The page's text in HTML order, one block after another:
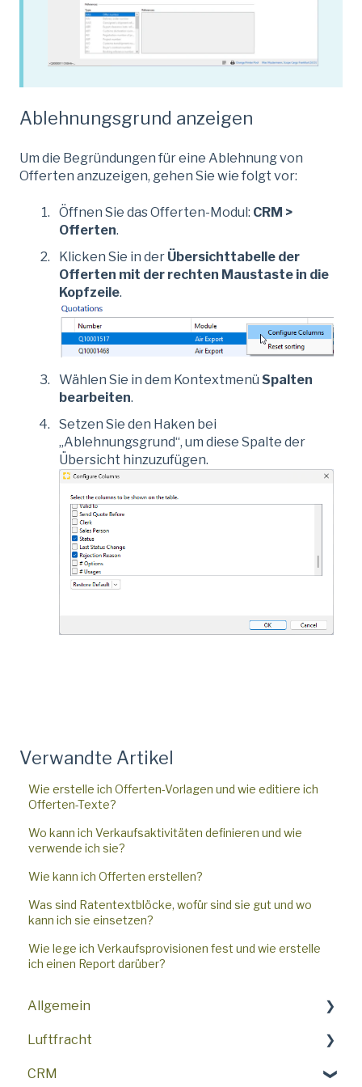
Ablehnungsgrund anzeigen
Um die Begründungen für eine Ablehnung von
Offerten anzuzeigen, gehen Sie wie folgt vor:
Öffnen Sie das Offerten-Modul: CRM >
Offerten.
Klicken Sie in der Übersichttabelle der
Offerten mit der rechten Maustaste in die
Kopfzeile.
Wählen Sie in dem Kontextmenü Spalten
bearbeiten.
Setzen Sie den Haken bei
„Ablehnungsgrund“, um diese Spalte der
Übersicht hinzuzufügen.
Verwandte Artikel
Wie erstelle ich Offerten-Vorlagen und wie editiere ich
Offerten-Texte?
Wo kann ich Verkaufsaktivitäten definieren und wie
verwende ich sie?
Wie kann ich Offerten erstellen?
Was sind Ratentextblöcke, wofür sind sie gut und wo
kann ich sie einsetzen?
Wie lege ich Verkaufsprovisionen fest und wie erstelle
ich einen Report darüber?
Allgemein
Top-Funktionen
Erste Schritte
Luftfracht
Häufig gestellte Fragen
CRM